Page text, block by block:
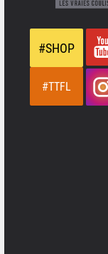
#SHOP
#TTFL